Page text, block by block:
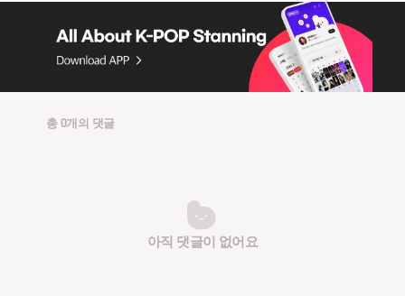
총 0개의 댓글
아직 댓글이 없어요